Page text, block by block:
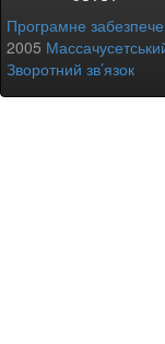
Програмне
2005
Зворотний зв’язок